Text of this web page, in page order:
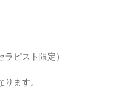
ピスト限定）
ます。